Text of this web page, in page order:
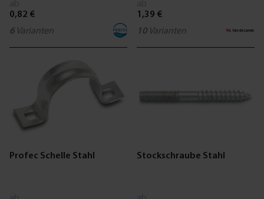
0,82 €
6 Varianten
1,39 €
10 Varianten
Profec Schelle Stahl Stockschraube Stahl